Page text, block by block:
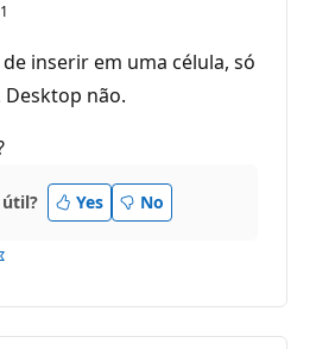
inserir em uma célula, só
não.
útil? Yes No